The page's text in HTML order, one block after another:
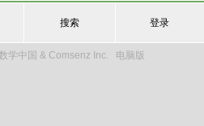
搜索 登录
学中国 & Comsenz Inc. 电脑版